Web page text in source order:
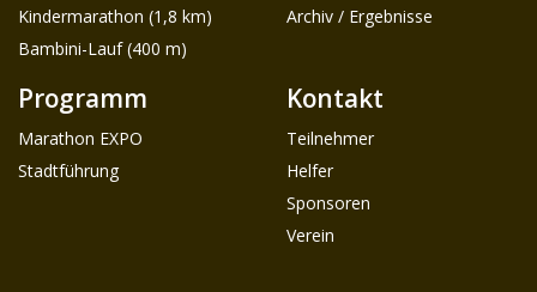
Kindermarathon (1,8 km)
Bambini-Lauf (400 m)
Archiv / Ergebnisse
Programm
Marathon EXPO
Stadtführung
Kontakt
Teilnehmer
Helfer
Sponsoren
Verein